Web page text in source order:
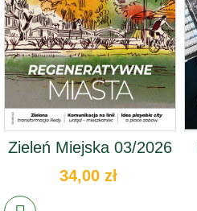
Zieleń Miejska 03/2026
34,00 zł